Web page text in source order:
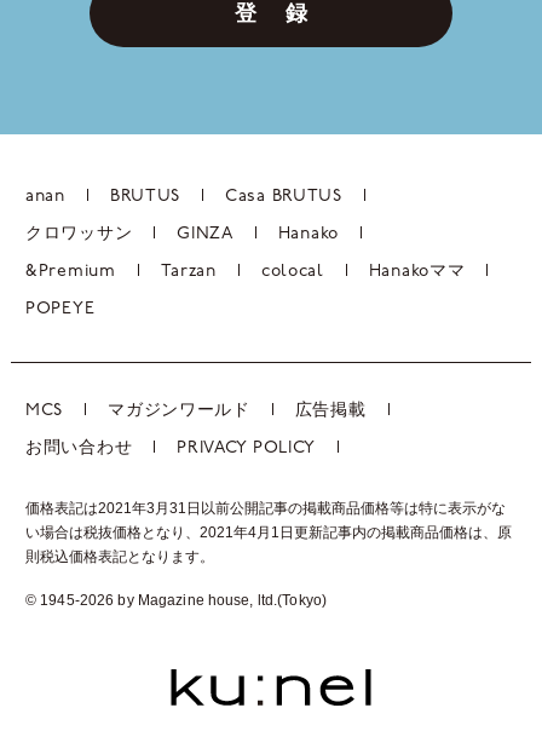
登 録
anan BRUTUS Casa BRUTUS
クロワッサン GINZA Hanako
&Premium Tarzan colocal Hanakoママ
POPEYE
MCS マガジンワールド 広告掲載
お問い合わせ PRIVACY POLICY
価格表記は2021年3月31日以前公開記事の掲載商品価格等は特に表示がな
い場合は税抜価格となり、2021年4月1日更新記事内の掲載商品価格は、 原
則税込価格表記となります。
© 1945-2026 by Magazine house, ltd.(Tokyo)